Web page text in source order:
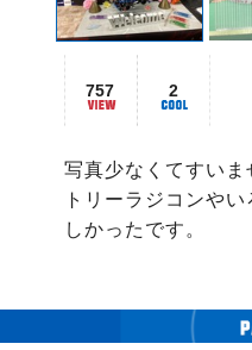
757 2
写真少なくてすいま
トリーラジコンや
しかったです。